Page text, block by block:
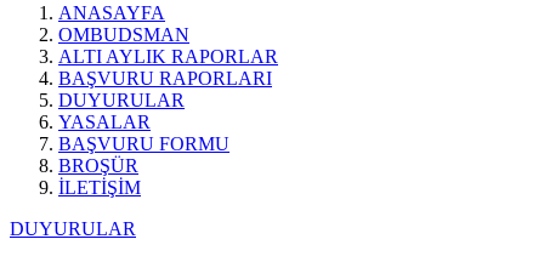
ANASAYFA
OMBUDSMAN
ALTI AYLIK RAPORLAR
BAŞVURU RAPORLARI
DUYURULAR
YASALAR
BAŞVURU FORMU
BROŞÜR
İLETİŞİM
DUYURULAR